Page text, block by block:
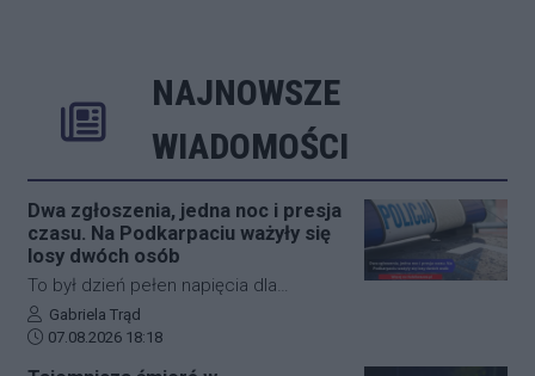
NAJNOWSZE
WIADOMOŚCI
Dwa zgłoszenia, jedna noc i presja
czasu. Na Podkarpaciu ważyły się
losy dwóch osób
To był dzień pełen napięcia dla
funkcjonariuszy z powiatu niżańskiego.
W ciągu zaledwie kilkunastu godzin
służby ratunkowe musiały
Autor artykułu:
Gabriela Trąd
Data dodania artykułu:
07.08.2026 18:18